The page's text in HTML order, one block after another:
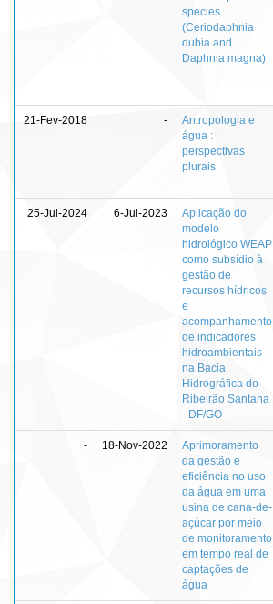
species
(Ceriodaphnia
dubia and
Daphnia magna)
21-Fev-2018 -
Antropologia e
água :
perspectivas
plurais
25-Jul-2024 6-Jul-2023
Aplicação do
modelo
hidrológico WEAP
como subsídio à
gestão de
recursos hídricos
e
acompanhamento
de indicadores
hidroambientais
na Bacia
Hidrográfica do
Ribeirão Santana
- DF/GO
- 18-Nov-2022
Aprimoramento
da gestão e
eficiência no uso
da água em uma
usina de cana-de-
açúcar por meio
de monitoramento
em tempo real de
captações de
água